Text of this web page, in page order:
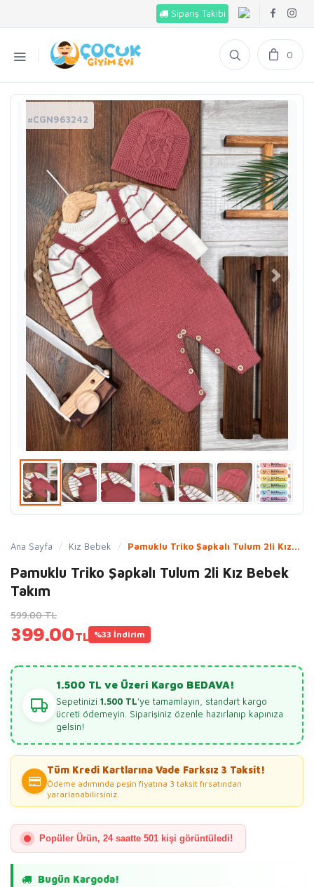
Sipariş Takibi
0
#CGN963242
Ana Sayfa / Kız Bebek / Pamuklu Triko Şapkalı Tulum 2li Kız...
Pamuklu Triko Şapkalı Tulum 2li Kız Bebek
Takım
599.00 TL
399.00TL %33 İndirim
1.500 TL ve Üzeri Kargo BEDAVA!
Sepetinizi 1.500 TL'ye tamamlayın, standart kargo
ücreti ödemeyin. Siparişiniz özenle hazırlanıp kapınıza
gelsin!
Tüm Kredi Kartlarına Vade Farksız 3 Taksit!
Ödeme adımında peşin fiyatına 3 taksit fırsatından
yararlanabilirsiniz.
Popüler Ürün, 24 saatte 501 kişi görüntüledi!
Bugün Kargoda!